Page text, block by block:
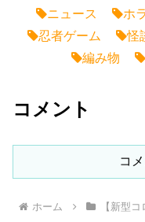
ニュース
ホ
忍者ゲーム
怪
編み物
コメント
コ
ホーム 【新型